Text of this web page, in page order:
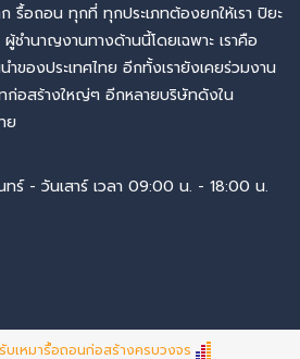
รื้อถอน ทุกที่ ทุกประเภทต้องยกให้เรา ปิยะ
ชำนาญงานทางด้านนี้โดยเฉพาะ เราคือ
ของประเทศไทย อีกทั้งเรายังเคยร่วมงาน
ก่อสร้างใหญ่ๆ อีกหลายบริษัทดังใน
ย
ทร์ - วันเสาร์ เวลา 09:00 น. - 18:00 น.
รับเหมารื้อถอนก่อสร้างครบวงจร